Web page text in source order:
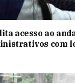
acesso ao
com